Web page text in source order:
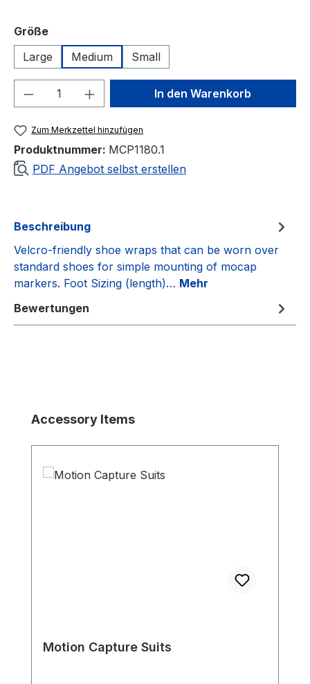
Größeauswählen
Large
Medium Small
Produkt Anzahl: Gib denIn den Warenkorb
Zum Merkzettel hinzufügen
Produktnummer: MCP1180.1
PDF Angebot selbst erstellen
Beschreibung
Velcro-friendly shoe wraps that can be worn over
standard shoes for simple mounting of mocap
markers. Foot Sizing (length)… Mehr
Bewertungen
Produktgalerie überspringen
Accessory Items
Motion Capture Suits